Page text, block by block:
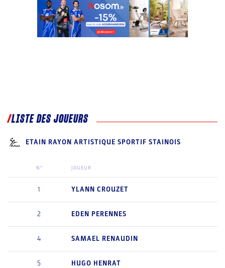
LISTE DES JOUEURS
ETAIN RAYON ARTISTIQUE SPORTIF STAINOIS
N° JOUEUR
1 YLANN CROUZET
2 EDEN PERENNES
4 SAMAEL RENAUDIN
5 HUGO HENRAT